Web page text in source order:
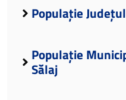
Populație
Populație
Sălaj